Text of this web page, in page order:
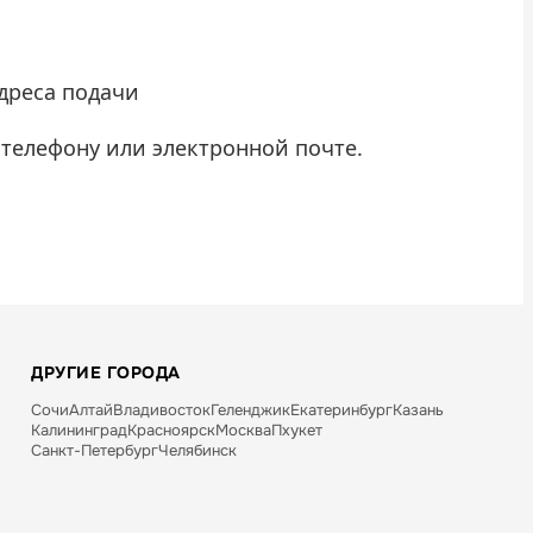
подачи
или электронной почте.
ДРУГИЕ ГОРОДА
СочиАлтайВладивостокГеленджикЕкатеринбургКазань
КалининградКрасноярскМоскваПхукет
Санкт-ПетербургЧелябинск